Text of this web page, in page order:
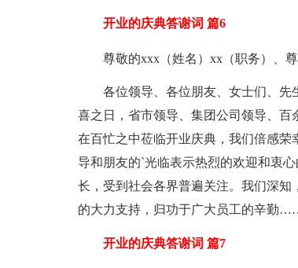
开业的庆典答谢词 篇6
尊敬的xxx（姓名）xx（职务）、尊
各位领导、各位朋友、女士们、先
喜之日，省市领导、集团公司领导、
在百忙之中莅临开业庆典，我们倍感
导和朋友的`光临表示热烈的欢迎和衷
长，受到社会各界普遍关注。我们深
的大力支持，归功于广大员工的辛勤
开业的庆典答谢词 篇7